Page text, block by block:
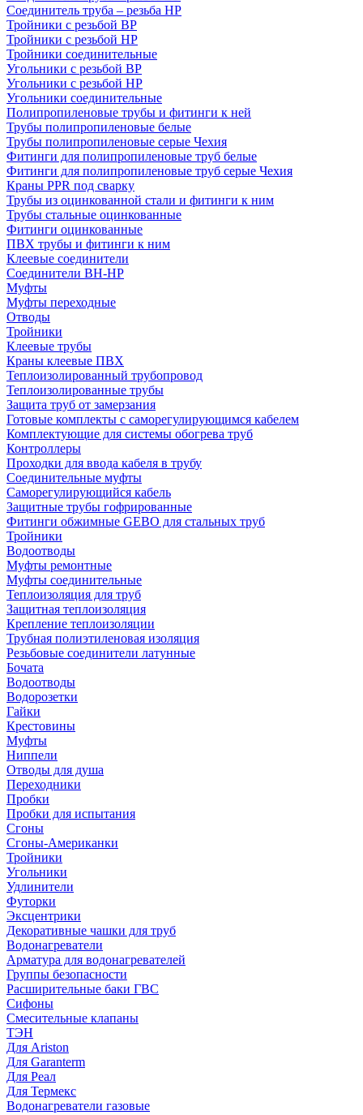
Соединитель труба – резьба НР
Тройники с резьбой ВР
Тройники с резьбой НР
Тройники соединительные
Угольники с резьбой ВР
Угольники с резьбой НР
Угольники соединительные
Полипропиленовые трубы и фитинги к ней
Трубы полипропиленовые белые
Трубы полипропиленовые серые Чехия
Фитинги для полипропиленовые труб белые
Фитинги для полипропиленовые труб серые Чехия
Краны PPR под сварку
Трубы из оцинкованной стали и фитинги к ним
Трубы стальные оцинкованные
Фитинги оцинкованные
ПВХ трубы и фитинги к ним
Клеевые соединители
Соединители ВН-НР
Муфты
Муфты переходные
Отводы
Тройники
Клеевые трубы
Краны клеевые ПВХ
Теплоизолированный трубопровод
Теплоизолированные трубы
Защита труб от замерзания
Готовые комплекты с саморегулирующимся кабелем
Комплектующие для системы обогрева труб
Контроллеры
Проходки для ввода кабеля в трубу
Соединительные муфты
Саморегулирующийся кабель
Защитные трубы гофрированные
Фитинги обжимные GEBO для стальных труб
Тройники
Водоотводы
Муфты ремонтные
Муфты соединительные
Теплоизоляция для труб
Защитная теплоизоляция
Крепление теплоизоляции
Трубная полиэтиленовая изоляция
Резьбовые соединители латунные
Бочата
Водоотводы
Водорозетки
Гайки
Крестовины
Муфты
Ниппели
Отводы для душа
Переходники
Пробки
Пробки для испытания
Сгоны
Сгоны-Американки
Тройники
Угольники
Удлинители
Футорки
Эксцентрики
Декоративные чашки для труб
Водонагреватели
Арматура для водонагревателей
Группы безопасности
Расширительные баки ГВС
Сифоны
Смесительные клапаны
ТЭН
Для Ariston
Для Garanterm
Для Реал
Для Термекс
Водонагреватели газовые